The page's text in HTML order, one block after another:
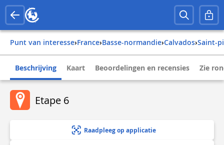
Punt van interesse› france› basse-normandie› calvados› saint-
Beschrijving Kaart Beoordelingen en recensies Zie
Etape 6
Raadpleeg op applicatie